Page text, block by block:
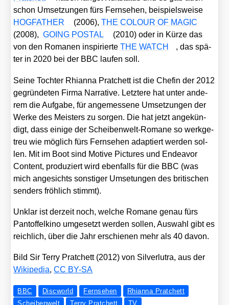
schon Umset­zun­gen fürs Fern­se­hen, bei­spiels­wei­se
HOGFATHER
(2006),THE COLOUR OF MAGIC
(2008),GOING POSTAL
(2010) oder in Kür­ze das
von den Roma­nen inspi­rier­teTHE WATCH
, das spä­
ter in 2020 bei der BBC lau­fen soll.
Sei­ne Toch­ter Rhi­an­na Prat­chett ist die Che­fin der 2012
gegrün­de­ten Fir­ma Nar­ra­ti­ve. Letz­te­re hat unter ande­
rem die Auf­ga­be, für ange­mes­se­ne Umset­zun­gen der
Wer­ke des Meis­ters zu sor­gen. Die hat jetzt ange­kün­
digt, dass eini­ge der Schei­ben­welt-Roma­ne so werk­ge­
treu wie mög­lich fürs Fern­se­hen adap­tiert wer­den sol­
len. Mit im Boot sind Moti­ve Pic­tures und Endea­vor
Con­tent, pro­du­ziert wird eben­falls für die BBC (was
mich ange­sichts sons­ti­ger Umse­tun­gen des bri­ti­schen
sen­ders fröh­lich stimmt).
Unklar ist der­zeit noch, wel­che Roma­ne genau fürs
Pan­tof­fel­ki­no umge­setzt wer­den sol­len, Aus­wahl gibt es
reich­lich, über die Jahr erschie­nen mehr als 40 davon.
Bild Sir Ter­ry Prat­chett (2012) von Sil­ver­lu­tra, aus der
Wiki­pe­dia,CC BY-SA
BBC Discworld Fernsehen
Rhianna Pratchett
Scheibenwelt
Terry Pratchett TV